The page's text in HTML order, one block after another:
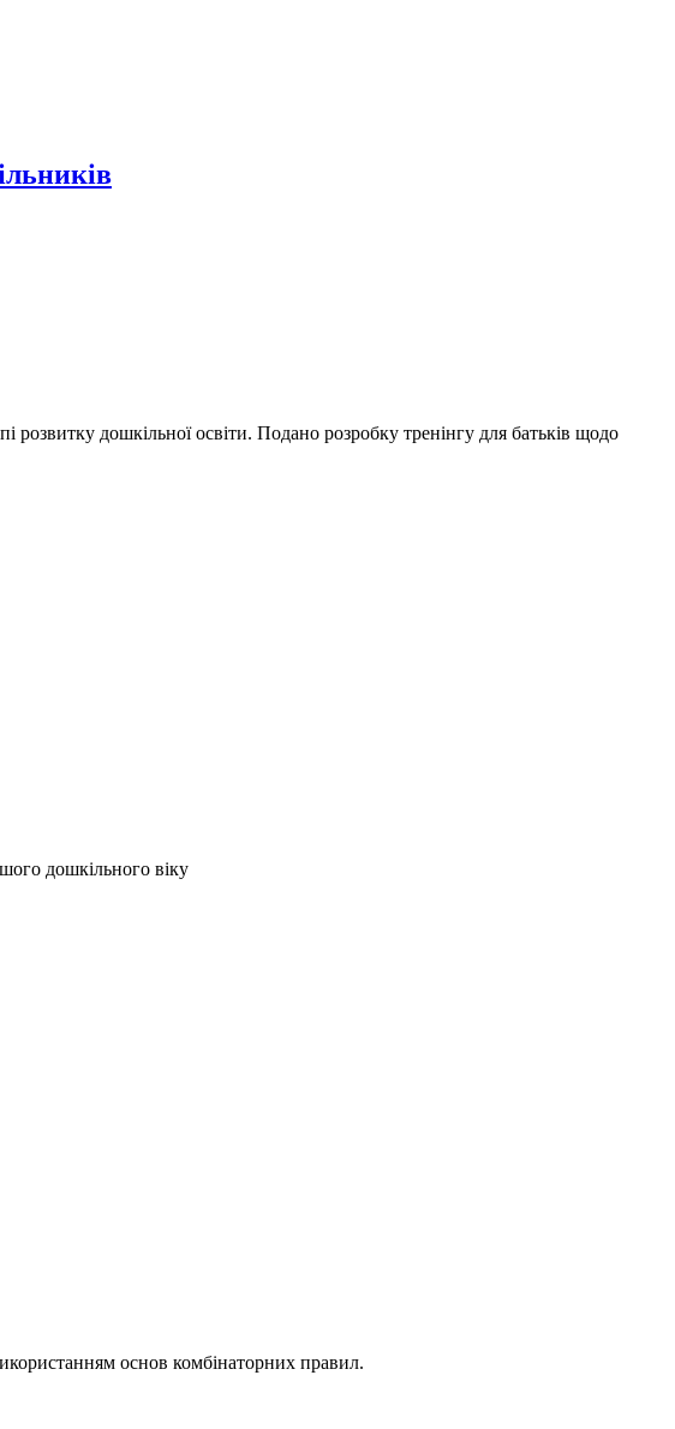
розвитку дошкільної освіти. Подано розробку тренінгу для батьків щодо
дошкільного віку
основ комбінаторних правил.